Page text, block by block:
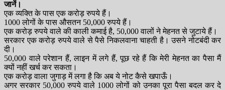
जानें।
एक व्यक्ति के पास एक करोड़ रुपये हैं।
1000 लोगों के पास औसतन 50,000 रुपये हैं।
एक करोड़ रुपये वाले की काली कमाई है, 50,000 वालों ने मेहनत से जुटाये हैं।
सरकार एक करोड़ रुपये वाले से पैसे निकलवाना चाहती है। उसने नोटबंदी कर
दी।
50,000 वाले परेशान हैं, लाइन में लगे हैं, पूछ रहे हैं कि मेरी मेहनत का पैसा मैं
क्यों नहीं खर्च कर सकता।
एक करोड़ वाला जुगाड़ में लगा है कि अब ये नोट कैसे खपाऊँ।
अगर सरकार 50,000 रुपये वाले 1000 लोगों को उनका पूरा पैसा बदल कर दे